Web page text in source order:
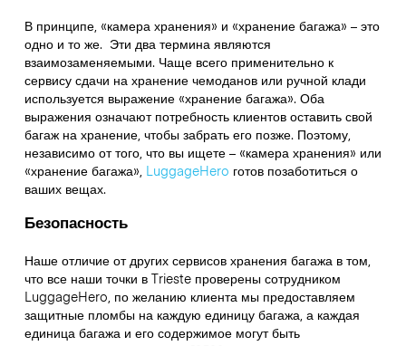
В принципе, «камера хранения» и «хранение багажа» – это
одно и то же. Эти два термина являются
взаимозаменяемыми. Чаще всего применительно к
сервису сдачи на хранение чемоданов или ручной клади
используется выражение «хранение багажа». Оба
выражения означают потребность клиентов оставить свой
багаж на хранение, чтобы забрать его позже. Поэтому,
независимо от того, что вы ищете – «камера хранения» или
«хранение багажа»,LuggageHero готов позаботиться о
ваших вещах.
Безопасность
Наше отличие от других сервисов хранения багажа в том,
чтовсе наши точки в Triesteпроверены сотрудником
LuggageHero, по желанию клиента мы предоставляем
защитные пломбы на каждую единицу багажа, а каждая
единица багажа и его содержимое могут быть